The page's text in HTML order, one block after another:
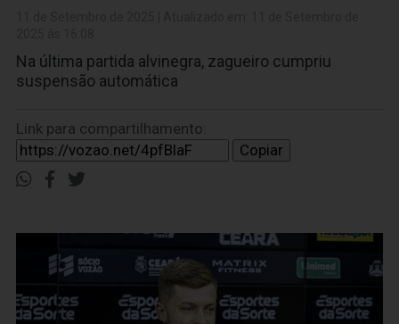
Na última partida alvinegra, zagueiro cumpriu
suspensão automática
Link para compartilhamento:
Copiar